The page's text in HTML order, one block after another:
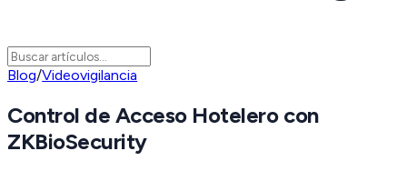
Blog/Videovigilancia
Control de Acceso Hotelero con
ZKBioSecurity